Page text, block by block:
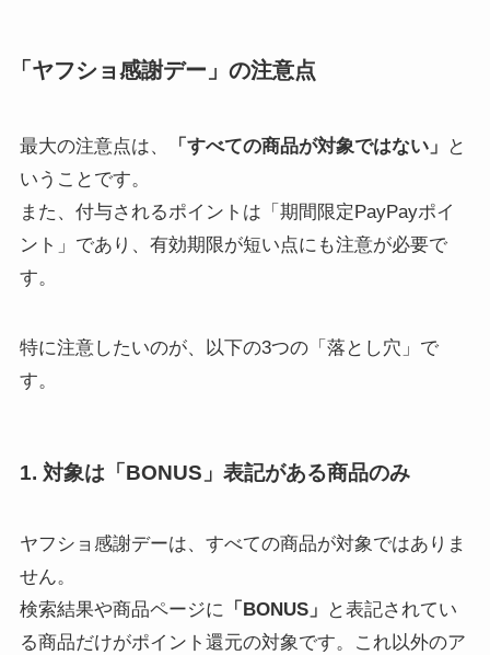
「ヤフショ感謝デー」の注意点
最大の注意点は、 「すべての商品が対象ではない」
と
いうことです。
また、付与されるポイントは「期間限定PayPayポイ
ント」であり、有効期限が短い点にも注意が必要で
す。
特に注意したいのが、以下の3つの「落とし穴」で
す。
1. 対象は「BONUS」表記がある商品のみ
ヤフショ感謝デーは、すべての商品が対象ではありま
せん。
検索結果や商品ページに 「BONUS」
と表記されてい
る商品だけがポイント還元の対象です。これ以外のア